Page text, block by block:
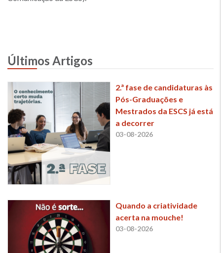
Últimos Artigos
2.ª fase de candidaturas às
Pós-Graduações e
Mestrados da ESCS já está
a decorrer
03-08-2026
Quando a criatividade
acerta na mouche!
03-08-2026